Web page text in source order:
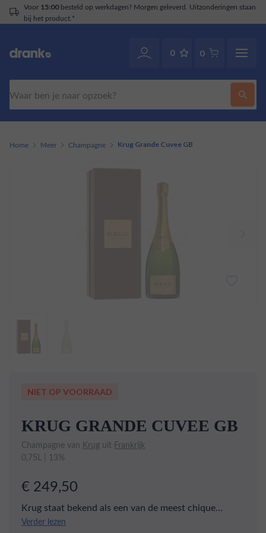
Voor 15:00besteld op werkdagen? Morgen geleverd. Uitzonderingen staan
bij het product.*
0 0
Home Meer Champagne Krug Grande Cuvee GB
NIET OP VOORRAAD
KRUG GRANDE CUVEE GB
Champagne van Krug uit Frankrijk
0,75L | 13%
€ 249,50
Krug staat bekend als een van de meest chique
Champagnehuizen uit de streek. Krug is in 1843
Verder lezen